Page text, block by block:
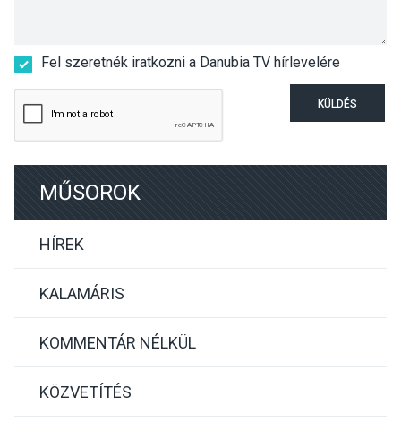
Fel szeretnék iratkozni a Danubia TV hírlevelére
KÜLDÉS
MŰSOROK
HÍREK
KALAMÁRIS
KOMMENTÁR NÉLKÜL
KÖZVETÍTÉS